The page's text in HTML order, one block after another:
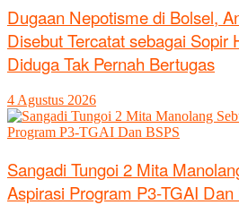
Dugaan Nepotisme di Bolsel,
Disebut Tercatat sebagai Sopir
Diduga Tak Pernah Bertugas
4 Agustus 2026
Sangadi Tungoi 2 Mita
Aspirasi Program P3-TGAI Dan